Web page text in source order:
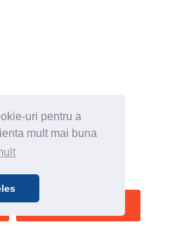
uri pentru a
mult mai buna